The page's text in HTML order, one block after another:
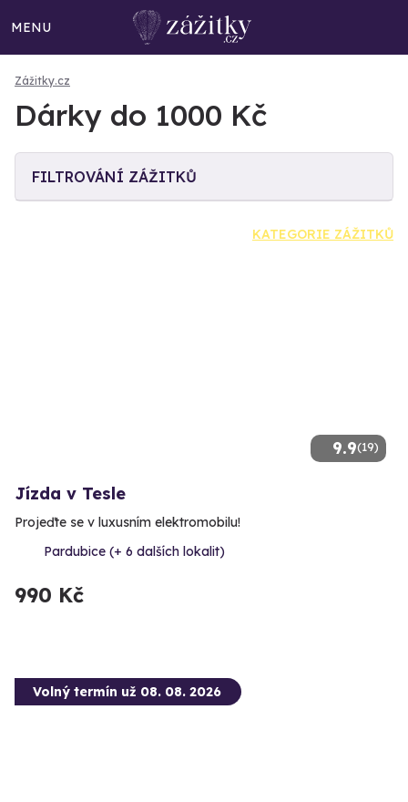
MENU
Zážitky.cz
Dárky do 1000 Kč
FILTROVÁNÍ ZÁŽITKŮ
KATEGORIE ZÁŽITKŮ
9.9(19)
Jízda v Tesle
Projeďte se v luxusním elektromobilu!
Pardubice (+ 6 dalších lokalit)
990 Kč
Volný termín už 08. 08. 2026